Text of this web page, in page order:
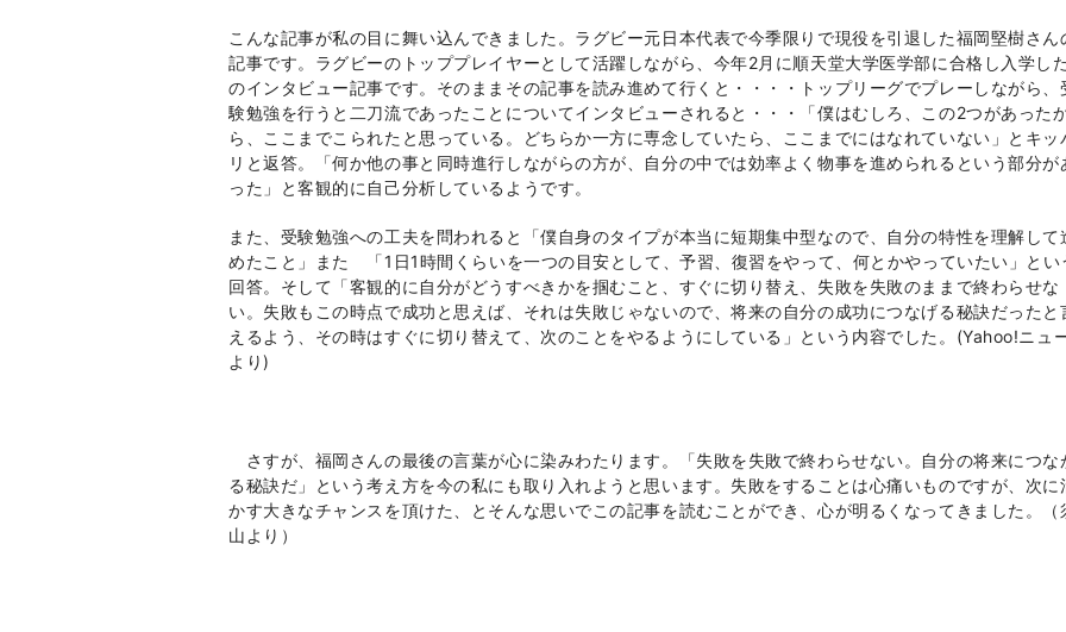
こんな記事が私の目に舞い込んできました。ラグビー元日本代表で今季限りで現役を引退した福岡堅樹さん
記事です。ラグビーのトッププレイヤーとして活躍しながら、今年2月に順天堂大学医学部に合格し入学し
のインタビュー記事です。そのままその記事を読み進めて行くと・・・・トップリーグでプレーしながら、
験勉強を行うと二刀流であったことについてインタビューされると・・・「僕はむしろ、この2つがあった
ら、ここまでこられたと思っている。どちらか一方に専念していたら、ここまでにはなれていない」とキッ
リと返答。「何か他の事と同時進行しながらの方が、自分の中では効率よく物事を進められるという部分が
った」と客観的に自己分析しているようです。
また、受験勉強への工夫を問われると「僕自身のタイプが本当に短期集中型なので、自分の特性を理解して
めたこと」また 「1 日1時間くらいを一つの目安として、予習、復習をやって、何とかやっていたい」とい
回答。そして「客観的に自分がどうすべきかを掴むこと、すぐに切り替え、失敗を失敗のままで終わらせな
い。失敗もこの時点で成功と思えば、それは失敗じゃないので、将来の自分の成功につなげる秘訣だったと
えるよう、その時はすぐに切り替えて、次のことをやるようにしている」という内容でした。(Yahoo!ニュ
より)
さすが、福岡さんの最後の言葉が心に染みわたります。「失敗を失敗で終わらせない。自分の将来につな
る秘訣だ」という考え方を今の私にも取り入れようと思います。失敗をすることは心痛いものですが、次に
かす大きなチャンスを頂けた、とそんな思いでこの記事を読むことができ、心が明るくなってきました。（
山より）